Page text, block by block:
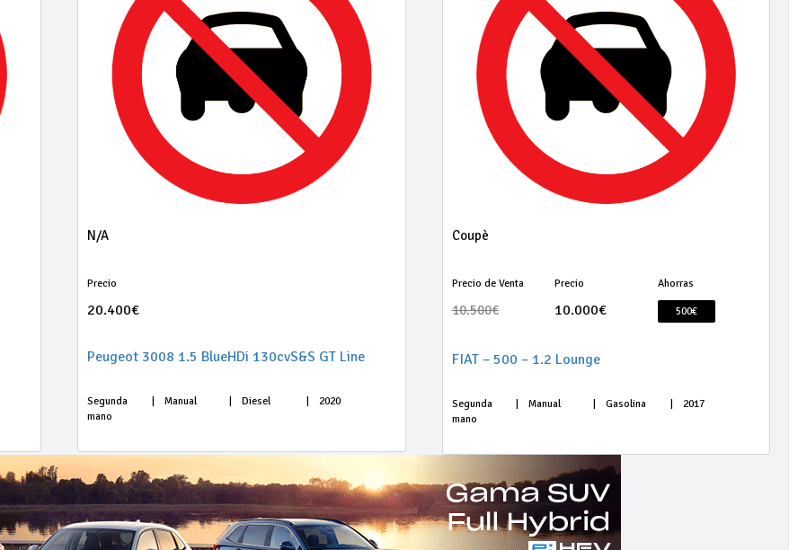
N/A
Precio
20.400€
Peugeot 3008 1.5 BlueHDi 130cvS&S GT Line
Segunda
mano
Manual Diesel 2020
Coupè
Precio de Venta
10.500€
Precio
10.000€
Ahorras
500€
FIAT – 500 – 1.2 Lounge
Segunda
mano
Manual Gasolina 2017